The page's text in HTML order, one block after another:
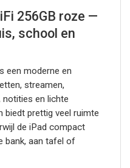
256GB roze —
school en
een moderne en
streamen,
notities en lichte
biedt prettig veel ruimte
de iPad compact
bank, aan tafel of